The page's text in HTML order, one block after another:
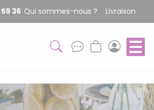
36 Qui sommes-nous ? Livraison
des cookies